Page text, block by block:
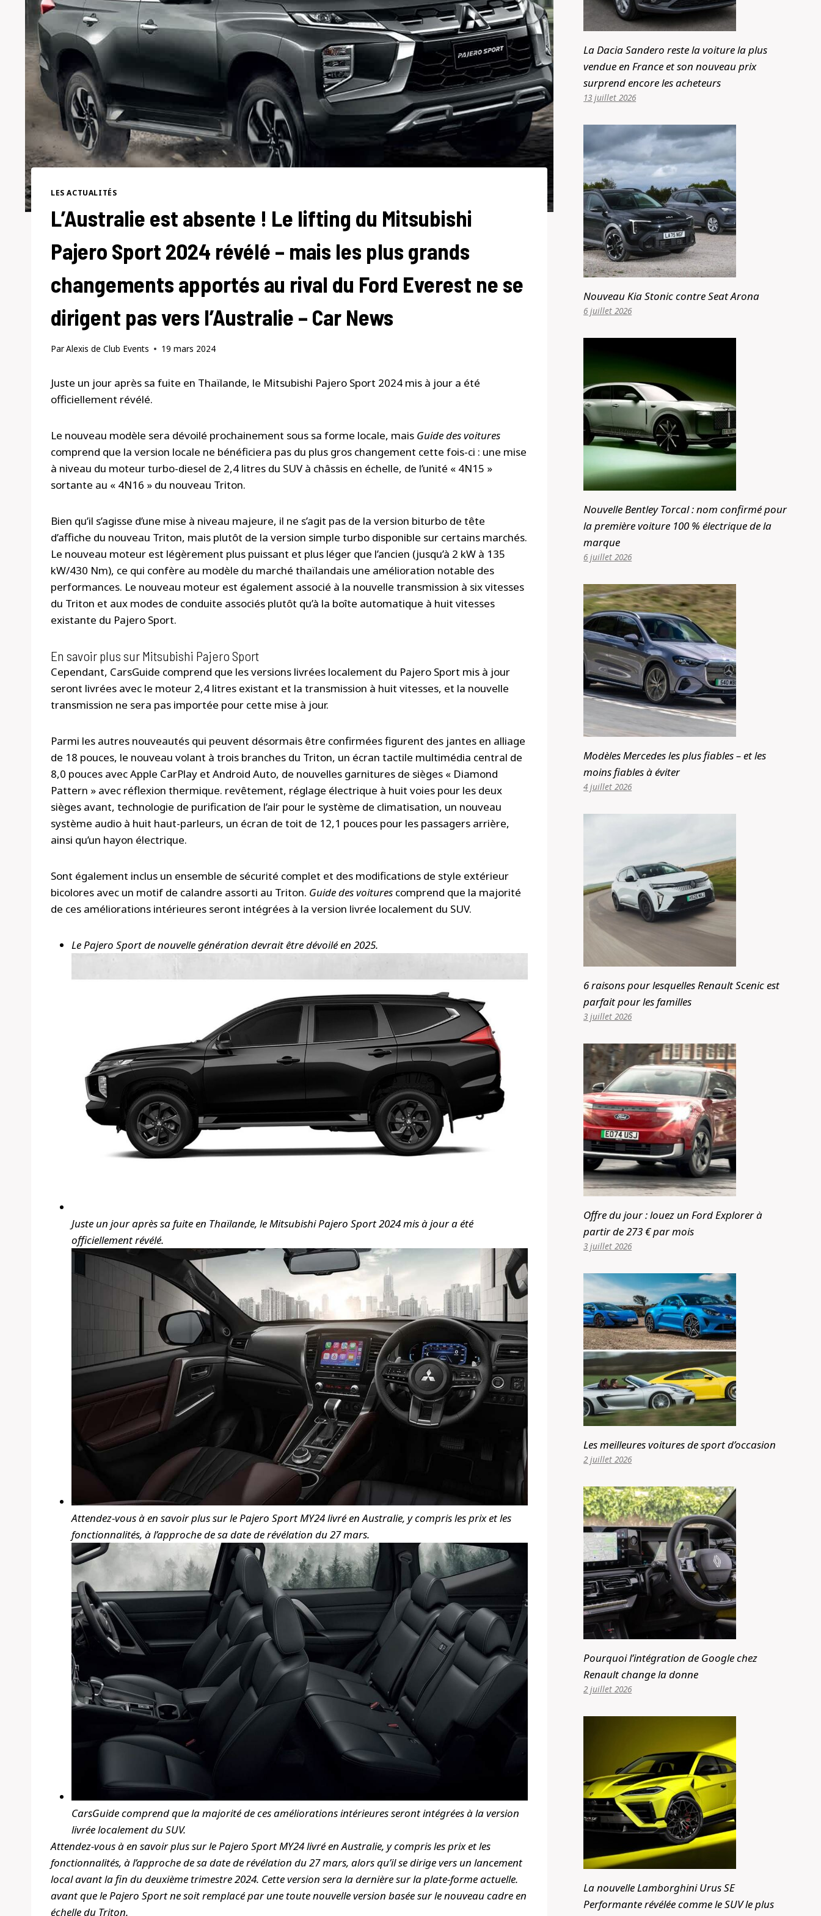
LES ACTUALITÉS
L’Australie est absente ! Le lifting du Mitsubishi
Pajero Sport 2024 révélé – mais les plus grands
changements apportés au rival du Ford Everest ne se
dirigent pas vers l’Australie – Car News
ParAlexis de Club Events 19 mars 2024
Juste un jour après sa fuite en Thaïlande, le Mitsubishi Pajero Sport 2024 mis à jour a été
officiellement révélé.
Le nouveau modèle sera dévoilé prochainement sous sa forme locale, mais Guide des voitures
comprend que la version locale ne bénéficiera pas du plus gros changement cette fois-ci : une mise
à niveau du moteur turbo-diesel de 2,4 litres du SUV à châssis en échelle, de l’unité « 4N15 »
sortante au « 4N16 » du nouveau Triton.
Bien qu’il s’agisse d’une mise à niveau majeure, il ne s’agit pas de la version biturbo de tête
d’affiche du nouveau Triton, mais plutôt de la version simple turbo disponible sur certains marchés.
Le nouveau moteur est légèrement plus puissant et plus léger que l’ancien (jusqu’à 2 kW à 135
kW/430 Nm), ce qui confère au modèle du marché thaïlandais une amélioration notable des
performances. Le nouveau moteur est également associé à la nouvelle transmission à six vitesses
du Triton et aux modes de conduite associés plutôt qu’à la boîte automatique à huit vitesses
existante du Pajero Sport.
En savoir plus sur Mitsubishi Pajero Sport
Cependant, CarsGuide comprend que les versions livrées localement du Pajero Sport mis à jour
seront livrées avec le moteur 2,4 litres existant et la transmission à huit vitesses, et la nouvelle
transmission ne sera pas importée pour cette mise à jour.
Parmi les autres nouveautés qui peuvent désormais être confirmées figurent des jantes en alliage
de 18 pouces, le nouveau volant à trois branches du Triton, un écran tactile multimédia central de
8,0 pouces avec Apple CarPlay et Android Auto, de nouvelles garnitures de sièges « Diamond
Pattern » avec réflexion thermique. revêtement, réglage électrique à huit voies pour les deux
sièges avant, technologie de purification de l’air pour le système de climatisation, un nouveau
système audio à huit haut-parleurs, un écran de toit de 12,1 pouces pour les passagers arrière,
ainsi qu’un hayon électrique.
Sont également inclus un ensemble de sécurité complet et des modifications de style extérieur
bicolores avec un motif de calandre assorti au Triton. Guide des voitures comprend que la majorité
de ces améliorations intérieures seront intégrées à la version livrée localement du SUV.
Le Pajero Sport de nouvelle génération devrait être dévoilé en 2025.
Juste un jour après sa fuite en Thaïlande, le Mitsubishi Pajero Sport 2024 mis à jour a été
officiellement révélé.
Attendez-vous à en savoir plus sur le Pajero Sport MY24 livré en Australie, y compris les prix et les
fonctionnalités, à l’approche de sa date de révélation du 27 mars.
CarsGuide comprend que la majorité de ces améliorations intérieures seront intégrées à la version
livrée localement du SUV.
Attendez-vous à en savoir plus sur le Pajero Sport MY24 livré en Australie, y compris les prix et les
fonctionnalités, à l’approche de sa date de révélation du 27 mars, alors qu’il se dirige vers un lancement
local avant la fin du deuxième trimestre 2024. Cette version sera la dernière sur la plate-forme actuelle.
avant que le Pajero Sport ne soit remplacé par une toute nouvelle version basée sur le nouveau cadre en
échelle du Triton.
La Dacia Sandero reste la voiture la plus
vendue en France et son nouveau prix
surprend encore les acheteurs
13 juillet 2026
Nouveau Kia Stonic contre Seat Arona
6 juillet 2026
Nouvelle Bentley Torcal : nom confirmé pour
la première voiture 100 % électrique de la
marque
6 juillet 2026
Modèles Mercedes les plus fiables – et les
moins fiables à éviter
4 juillet 2026
6 raisons pour lesquelles Renault Scenic est
parfait pour les familles
3 juillet 2026
Offre du jour : louez un Ford Explorer à
partir de 273 € par mois
3 juillet 2026
Les meilleures voitures de sport d’occasion
2 juillet 2026
Pourquoi l’intégration de Google chez
Renault change la donne
2 juillet 2026
La nouvelle Lamborghini Urus SE
Performante révélée comme le SUV le plus